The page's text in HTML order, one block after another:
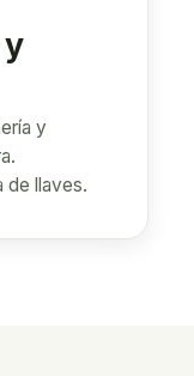
y
de llaves.